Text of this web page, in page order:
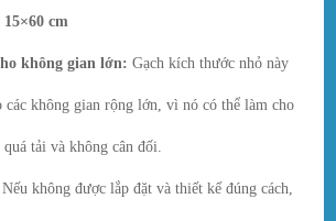
15×60 cm
không gian lớn:Gạch kích thước nhỏ này
các không gian rộng lớn, vì nó có thể làm cho
tải và không cân đối.
Nếu không được lắp đặt và thiết kế đúng cách,